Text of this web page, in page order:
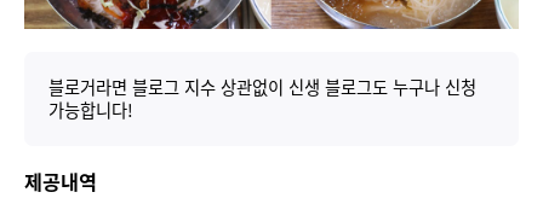
블로거라면 블로그 지수 상관없이 신생 블로그도 누구나 신청
가능합니다!
제공내역